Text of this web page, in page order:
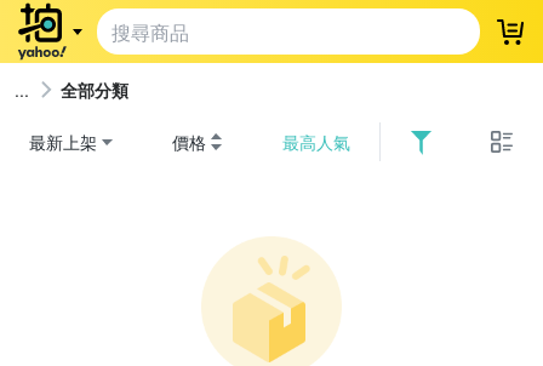
登
全部分類
最新上架 價格 最高人氣